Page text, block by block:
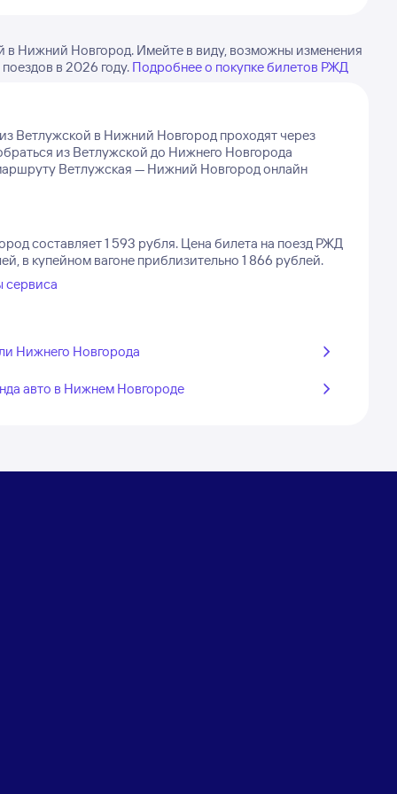
в Нижний Новгород. Имейте в виду, возможны изменения
в 2026 году. Подробнее о покупке билетов РЖД
Ветлужской в Нижний Новгород проходят через
из Ветлужской до Нижнего Новгорода
Ветлужская — Нижний Новгород онлайн
составляет 1 593 рубля. Цена билета на поезд РЖД
в купейном вагоне приблизительно 1 866 рублей.
сервиса
Нижнего Новгорода
авто в Нижнем Новгороде